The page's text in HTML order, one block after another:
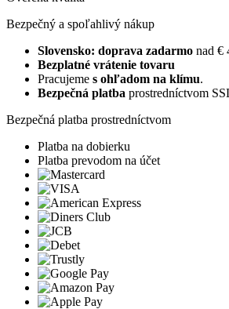
Bezpečný a spoľahlivý nákup
Slovensko: doprava zadarmo nad €
Bezplatné vrátenie tovaru
Pracujeme s ohľadom na klímu.
Bezpečná platba prostredníctvom
Bezpečná platba prostredníctvom
Platba na dobierku
Platba prevodom na účet